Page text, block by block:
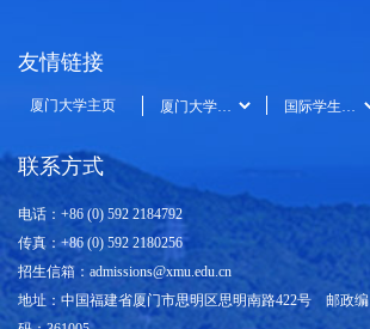
友情链接
厦门大学主页
联系方式
电话：+86 (0) 592 2184792
传真：+86 (0) 592 2180256
招生信箱： admissions@xmu.edu.cn
地址：中国福建省厦门市思明区思明南路422号 邮政编